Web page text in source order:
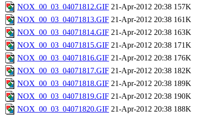
NOX_00_03_04071812.GIF 21-Apr-2012 20:38 157K
NOX_00_03_04071813.GIF 21-Apr-2012 20:38 161K
NOX_00_03_04071814.GIF 21-Apr-2012 20:38 163K
NOX_00_03_04071815.GIF 21-Apr-2012 20:38 171K
NOX_00_03_04071816.GIF 21-Apr-2012 20:38 176K
NOX_00_03_04071817.GIF 21-Apr-2012 20:38 182K
NOX_00_03_04071818.GIF 21-Apr-2012 20:38 189K
NOX_00_03_04071819.GIF 21-Apr-2012 20:38 190K
NOX_00_03_04071820.GIF 21-Apr-2012 20:38 188K